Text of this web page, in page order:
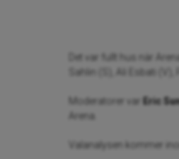
Det var fullt hus när
Sahlin (S), Ali Esbati
Moderatorer var Eric
Arena.
Valanalysen kommer